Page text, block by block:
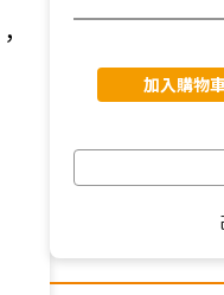
加入購物